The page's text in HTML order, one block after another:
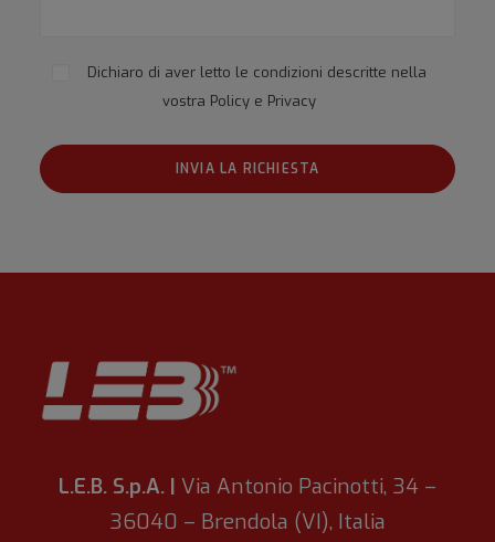
Dichiaro di aver letto le condizioni descritte nella
vostra Policy e Privacy
L.E.B. S.p.A. | Via Antonio Pacinotti, 34 –
36040 – Brendola (VI), Italia